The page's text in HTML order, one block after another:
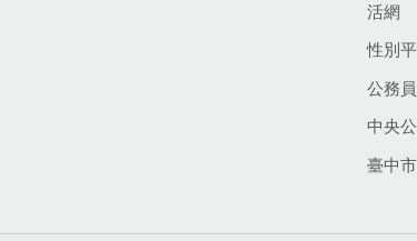
活網
性別
公務
中央
臺中